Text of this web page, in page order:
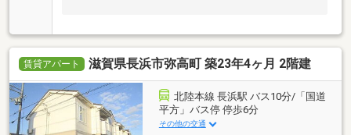
賃貸アパート 滋賀県長浜市弥高町 築23年4ヶ月 2階建
北陸本線 長浜駅 バス10分/「国道
平方」バス停 停歩6分
その他の交通